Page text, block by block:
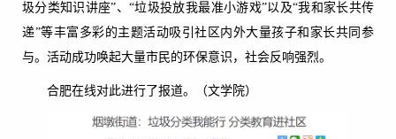
圾分类知识讲座”、“垃圾投放我最准小游戏”以及“我和家长共传
递”等丰富多彩的主题活动吸引社区内外大量孩子和家长共同参
与。活动成功唤起大量市民的环保意识，社会反响强烈。
合肥在线对此进行了报道。（文学院）